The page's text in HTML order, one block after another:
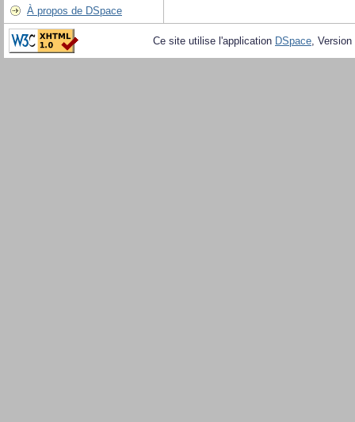
À propos de DSpace
Ce site utilise l'application DSpace,